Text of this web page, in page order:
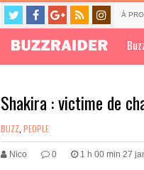
À
Shakira : victime de
BUZZ PEOPLE
Nico 0 1 h 00 min 27